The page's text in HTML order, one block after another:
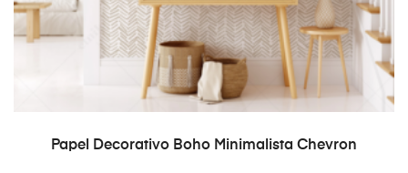
READ MORE
Papel Decorativo Boho Minimalista Chevron